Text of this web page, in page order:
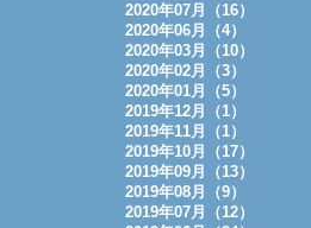
2020年07月（16）
2020年06月（4）
2020年03月（10）
2020年02月（3）
2020年01月（5）
2019年12月（1）
2019年11月（1）
2019年10月（17）
2019年09月（13）
2019年08月（9）
2019年07月（12）